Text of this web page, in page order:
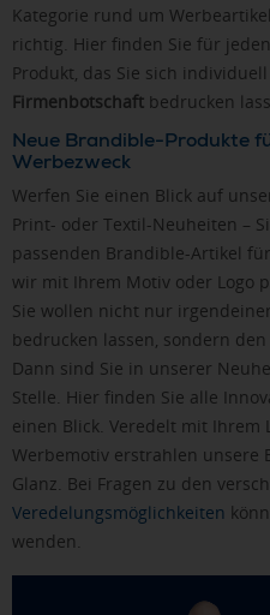
Kategorie rund um
richtig. Hier finden Sie für
Produkt, das Sie sich
Firmenbotschaft bedrucken
Neue Brandible-Produkte
Werbezweck
Werfen Sie einen Blick auf
Print- oder Textil-Neuheiten –
passenden Brandible-Artikel
wir mit Ihrem Motiv oder Logo
Sie wollen nicht nur
bedrucken lassen, sondern
Dann sind Sie in unserer
Stelle. Hier finden Sie alle
einen Blick. Veredelt mit Ihrem
Werbemotiv erstrahlen unsere
Glanz. Bei Fragen zu den
Veredelungsmöglichkeiten
wenden.